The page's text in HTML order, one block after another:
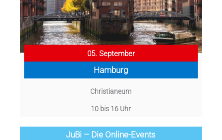
05. September
Hamburg
Christianeum
10 bis 16 Uhr
JuBi – Die Online-Events